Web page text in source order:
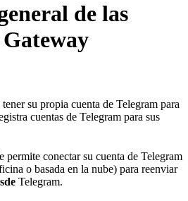
de las
su propia cuenta de Telegram para
cuentas de Telegram para sus
permite conectar su cuenta de Telegram
o basada en la nube) para reenviar
Telegram.